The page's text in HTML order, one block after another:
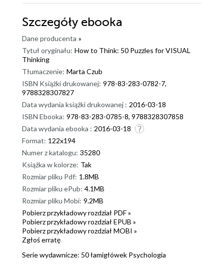
Szczegóły ebooka
Dane producenta »
Tytuł oryginału: How to Think: 50 Puzzles for VISUAL
Thinking
Tłumaczenie: Marta Czub
ISBN Książki drukowanej: 978-83-283-0782-7,
9788328307827
Data wydania książki drukowanej : 2016-03-18
ISBN Ebooka: 978-83-283-0785-8, 9788328307858
Data wydania ebooka : 2016-03-18
Format: 122x194
Numer z katalogu: 35280
Książka w kolorze: Tak
Rozmiar pliku Pdf: 1.8MB
Rozmiar pliku ePub: 4.1MB
Rozmiar pliku Mobi: 9.2MB
Pobierz przykładowy rozdział PDF »
Pobierz przykładowy rozdział EPUB »
Pobierz przykładowy rozdział MOBI »
Zgłoś erratę
Serie wydawnicze: 50 łamigłówek Psychologia